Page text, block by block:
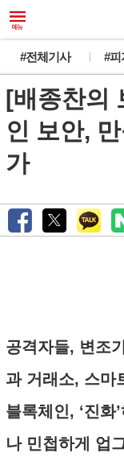
#전체기사 #피
[배종찬의
인 보안,
가
공격자들, 변조
과 거래소, 스마
블록체인, ‘진화
나 민첩하게 업